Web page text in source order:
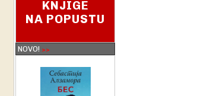
KNJIGE
NA POPUSTU
NOVO! >>